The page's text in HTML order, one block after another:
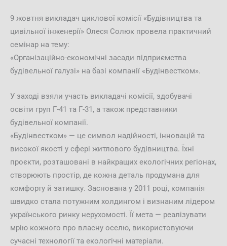
9 жовтня викладач циклової комісії «Будівництва та
цивільної інженерії» Олеся Солюк провела практичний
семінар на тему:
«Організаційно-економічні засади підприємства
будівельної галузі» на базі компанії «Будінвестком».
У заході взяли участь викладачі комісії, здобувачі
освіти груп Г-41 та Г-31, а також представники
будівельної компанії.
«Будінвестком» — це символ надійності, інновацій та
високої якості у сфері житлового будівництва. Їхні
проєкти, розташовані в найкращих екологічних регіонах,
створюють простір, де кожна деталь продумана для
комфорту й затишку. Заснована у 2011 році, компанія
швидко стала потужним холдингом і визнаним лідером
українського ринку нерухомості. Її мета — реалізувати
мрію кожного про власну оселю, використовуючи
сучасні технології та екологічні матеріали.